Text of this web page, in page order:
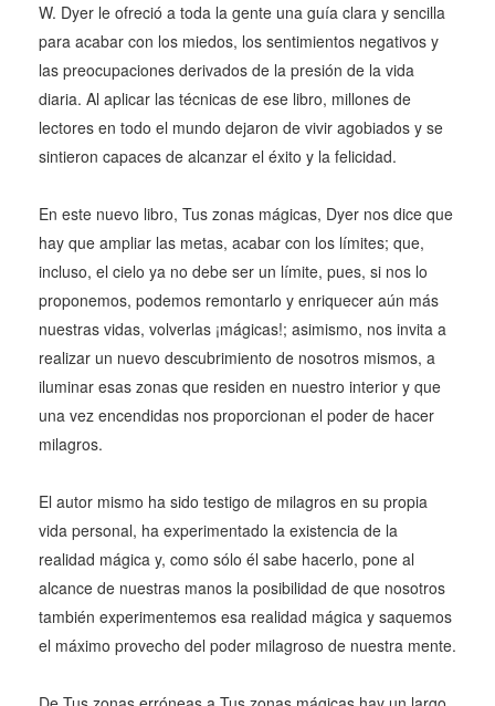
W. Dyer le ofreció a toda la gente una guía clara y sencilla
para acabar con los miedos, los sentimientos negativos y
las preocupaciones derivados de la presión de la vida
diaria. Al aplicar las técnicas de ese libro, millones de
lectores en todo el mundo dejaron de vivir agobiados y se
sintieron capaces de alcanzar el éxito y la felicidad.
En este nuevo libro, Tus zonas mágicas, Dyer nos dice que
hay que ampliar las metas, acabar con los límites; que,
incluso, el cielo ya no debe ser un límite, pues, si nos lo
proponemos, podemos remontarlo y enriquecer aún más
nuestras vidas, volverlas ¡mágicas!; asimismo, nos invita a
realizar un nuevo descubrimiento de nosotros mismos, a
iluminar esas zonas que residen en nuestro interior y que
una vez encendidas nos proporcionan el poder de hacer
milagros.
El autor mismo ha sido testigo de milagros en su propia
vida personal, ha experimentado la existencia de la
realidad mágica y, como sólo él sabe hacerlo, pone al
alcance de nuestras manos la posibilidad de que nosotros
también experimentemos esa realidad mágica y saquemos
el máximo provecho del poder milagroso de nuestra mente.